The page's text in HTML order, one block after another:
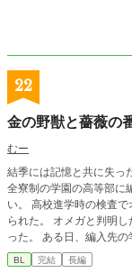
22
金の野獣と薔薇の
むー
結季には記憶と共に失った大切な約束
全寮制の学園の高等部に
い。 高校進学時の検査でオメガ因子が見つかるまでベータとして養父母に育て
られた。 オメガと判明
った。 ある日、編入先の学園で金髪金眼の皇貴と出逢う。 彼の纒う薔薇の香り
に発情し、結季の中のオメガが開花する。 そ
皇貴は、全ての性を魅了
BL 完結 長編